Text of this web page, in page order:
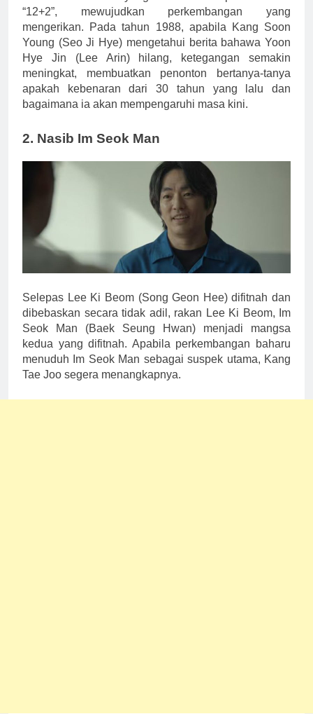
“12+2”, mewujudkan perkembangan yang
mengerikan. Pada tahun 1988, apabila Kang Soon
Young (Seo Ji Hye) mengetahui berita bahawa Yoon
Hye Jin (Lee Arin) hilang, ketegangan semakin
meningkat, membuatkan penonton bertanya-tanya
apakah kebenaran dari 30 tahun yang lalu dan
bagaimana ia akan mempengaruhi masa kini.
2. Nasib Im Seok Man
Selepas Lee Ki Beom (Song Geon Hee) difitnah dan
dibebaskan secara tidak adil, rakan Lee Ki Beom, Im
Seok Man (Baek Seung Hwan) menjadi mangsa
kedua yang difitnah. Apabila perkembangan baharu
menuduh Im Seok Man sebagai suspek utama, Kang
Tae Joo segera menangkapnya.